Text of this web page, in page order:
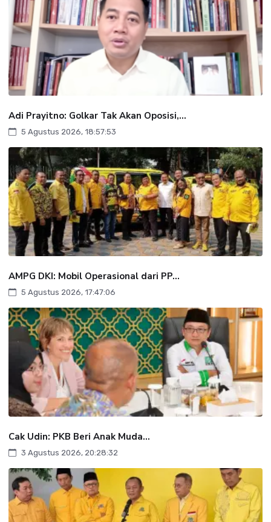
Adi Prayitno: Golkar Tak Akan Oposisi,...
5 Agustus 2026, 18:57:53
AMPG DKI: Mobil Operasional dari PP...
5 Agustus 2026, 17:47:06
Cak Udin: PKB Beri Anak Muda...
3 Agustus 2026, 20:28:32